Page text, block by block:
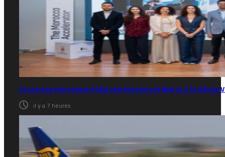
La startup marocaine Afdal représentera le Maroc à la Silicon
il y a 7 heures